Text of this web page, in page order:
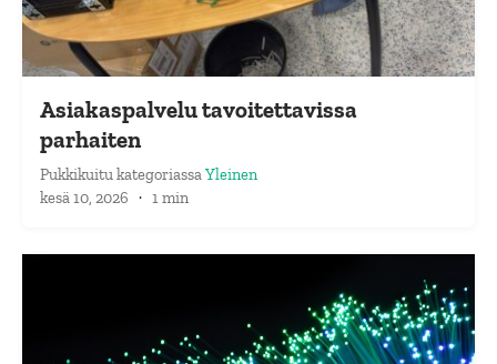
Asiakaspalvelu tavoitettavissa
parhaiten
PukkikuitukategoriassaYleinen
kesä 10, 2026 · 1 min